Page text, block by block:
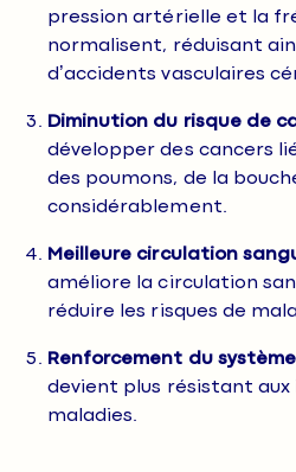
pression artérielle et la
normalisent, réduisant
d’accidents vasculaires
Diminution du risque de
développer des cancers
des poumons, de la
considérablement.
Meilleure circulation
améliore la circulation
réduire les risques de
Renforcement du
devient plus résistant
maladies.